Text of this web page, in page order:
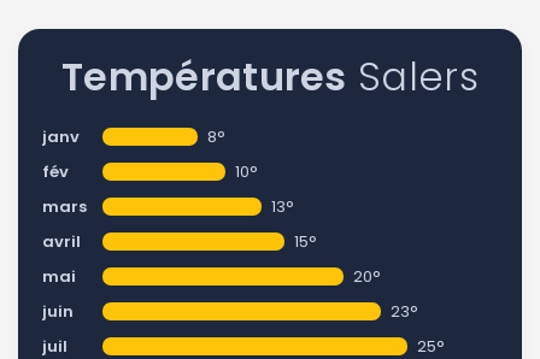
Températures Salers
janv
8°
fév
10°
mars
13°
avril
15°
mai
20°
juin
23°
juil
25°